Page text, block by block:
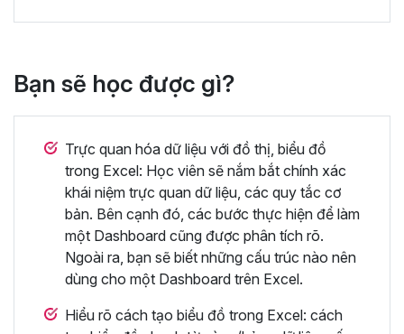
Bạn sẽ học được gì?
Trực quan hóa dữ liệu với đồ thị, biểu đồ
trong Excel: Học viên sẽ nắm bắt chính xác
khái niệm trực quan dữ liệu, các quy tắc cơ
bản. Bên cạnh đó, các bước thực hiện để làm
một Dashboard cũng được phân tích rõ.
Ngoài ra, bạn sẽ biết những cấu trúc nào nên
dùng cho một Dashboard trên Excel.
Hiểu rõ cách tạo biểu đồ trong Excel: cách